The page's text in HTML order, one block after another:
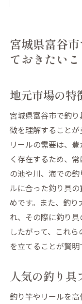
買取に必
釣り竿リール
付属品や
清掃とメ
買取前に
専門店へ
市場価格
富谷市の釣り
地元買取
リピータ
査定プロ
地域限定
買取後の
査定で有利に
宮城県富谷
ておきたいこ
地元市場の特
宮城県富谷市で釣
徴を理解すること
リールの需要は、
く存在するため、
の池や川、海での
ルに合った釣り具
めです。また、釣
れ、その際に釣り具
したがって、これ
を立てることが賢明
人気の釣り具
釣り竿やリールを